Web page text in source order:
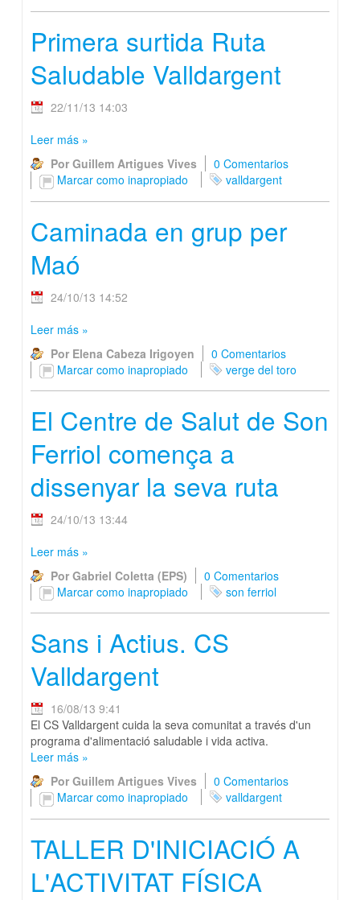
Primera surtida Ruta
Saludable Valldargent
22/11/13 14:03
Leer más »
Por Guillem Artigues Vives
0 Comentarios
Marcar como inapropiado
valldargent
Caminada en grup per
Maó
24/10/13 14:52
Leer más »
Por Elena Cabeza Irigoyen
0 Comentarios
Marcar como inapropiado
verge del toro
El Centre de Salut de Son
Ferriol comença a
dissenyar la seva ruta
24/10/13 13:44
Leer más »
Por Gabriel Coletta (EPS)
0 Comentarios
Marcar como inapropiado
son ferriol
Sans i Actius. CS
Valldargent
16/08/13 9:41
El CS Valldargent cuida la seva comunitat a través d'un
programa d'alimentació saludable i vida activa.
Leer más »
Por Guillem Artigues Vives
0 Comentarios
Marcar como inapropiado
valldargent
TALLER D'INICIACIÓ A
L'ACTIVITAT FÍSICA